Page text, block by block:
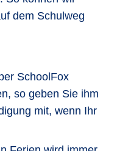
dem Schulweg
SchoolFox
so geben Sie ihm
mit, wenn Ihr